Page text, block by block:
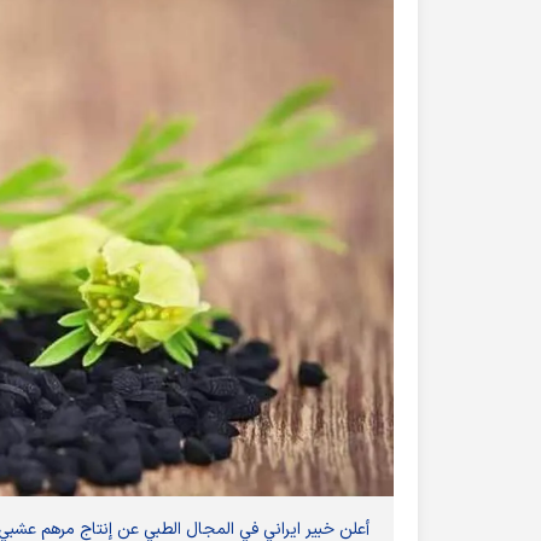
أعلن خبير ايراني في المجال الطبي عن إنتاج مرهم عشبي 100٪ لعلاج الجروح المعدية والمزمنة مثل جروح